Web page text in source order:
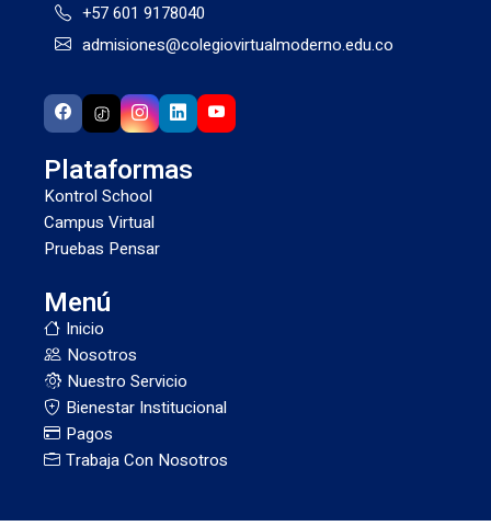
+57 601 9178040
admisiones@colegiovirtualmoderno.edu.co
Plataformas
Kontrol School
Campus Virtual
Pruebas Pensar
Menú
Inicio
Nosotros
Nuestro Servicio
Bienestar Institucional
Pagos
Trabaja Con Nosotros